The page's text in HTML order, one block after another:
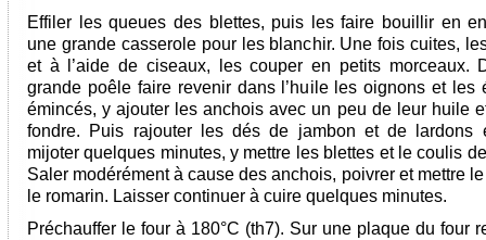
Effiler les queues des blettes, puis les faire bouillir en
une grande casserole pour les blanchir. Une fois cuites,
et à l’aide de ciseaux, les couper en petits morceaux.
grande poêle faire revenir dans l’huile les oignons et les
émincés, y ajouter les anchois avec un peu de leur huile
fondre. Puis rajouter les dés de jambon et de lardons
mijoter quelques minutes, y mettre les blettes et le coulis
Saler modérément à cause des anchois, poivrer et mettre
le romarin. Laisser continuer à cuire quelques minutes.
Préchauffer le four à 180°C (th7). Sur une plaque du four